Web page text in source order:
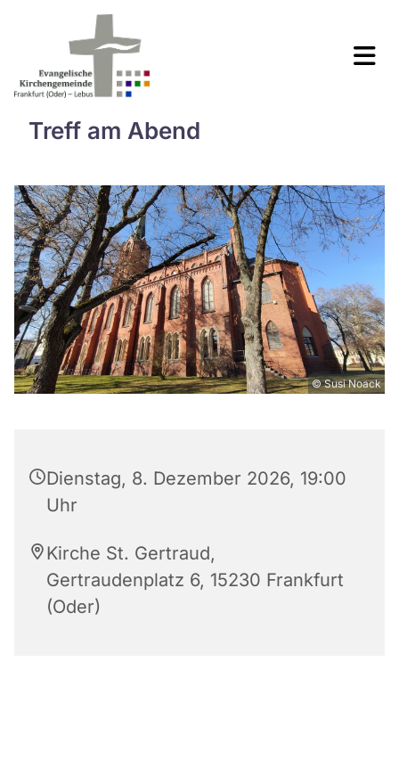
Treff am Abend
© Susi Noack
Dienstag, 8. Dezember 2026, 19:00
Uhr
Kirche St. Gertraud,
Gertraudenplatz 6, 15230 Frankfurt
(Oder)